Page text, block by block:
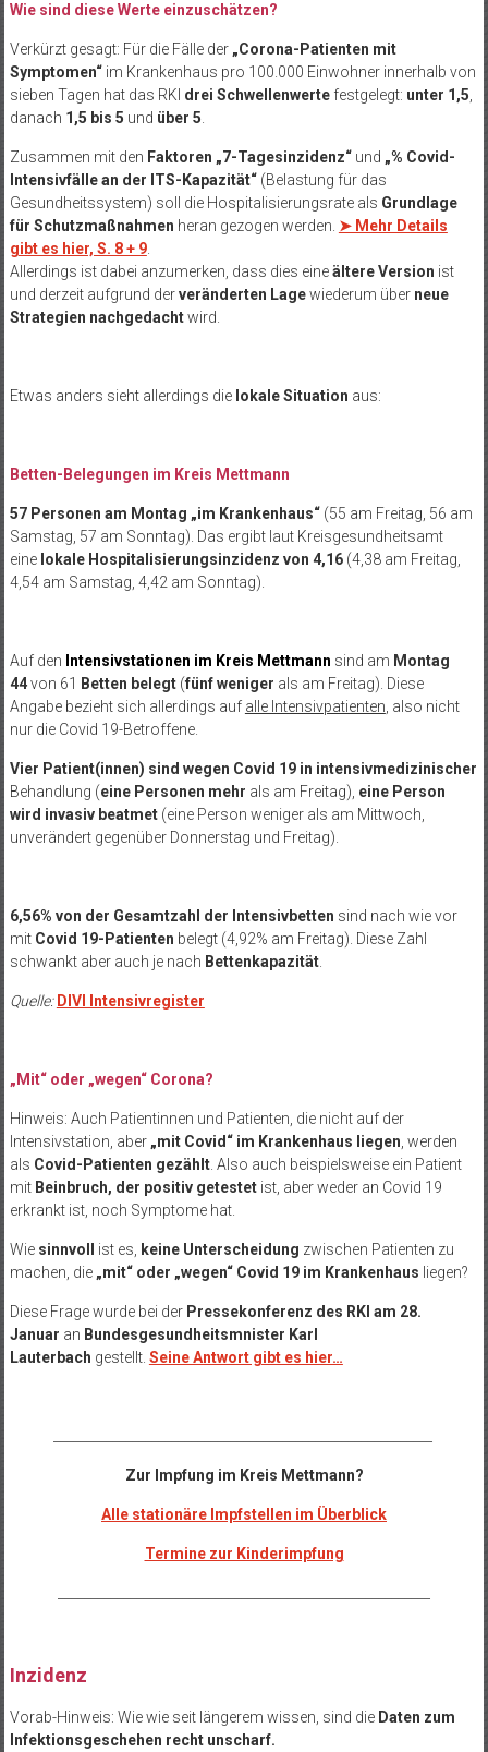
Wie sind diese Werte einzuschätzen?
Verkürzt gesagt: Für die Fälle der „Corona-Patienten mit
Symptomen“im Krankenhaus pro 100.000 Einwohner innerhalb von
sieben Tagen hat das RKI drei Schwellenwertefestgelegt: unter 1,5,
danach 1,5 bis 5 und über 5.
Zusammen mit den Faktoren „7-Tagesinzidenz“und „% Covid-
Intensivfälle an der ITS-Kapazität“(Belastung für das
Gesundheitssystem) soll die Hospitalisierungsrate als Grundlage
für Schutzmaßnahmen heran gezogen werden. ➤ Mehr Details
gibt es hier, S. 8 + 9.
Allerdings ist dabei anzumerken, dass dies eineältere Version ist
und derzeit aufgrund derveränderten Lagewiederum über neue
Strategien nachgedachtwird.
Etwas anders sieht allerdings dielokale Situation aus:
Betten-Belegungen im Kreis Mettmann
57 Personen am Montag „im Krankenhaus“ (55 am Freitag, 56 am
Samstag, 57 am Sonntag). Das ergibt laut Kreisgesundheitsamt
eine lokale Hospitalisierungsinzidenz von 4,16 (4,38 am Freitag,
4,54 am Samstag, 4,42 am Sonntag).
Auf den Intensivstationen im Kreis Mettmann sind am Montag
44von 61 Betten belegt(fünf weniger als am Freitag). Diese
Angabe bezieht sich allerdings auf alle Intensivpatienten, also nicht
nur die Covid 19-Betroffene.
Vier Patient(innen) sind wegen Covid 19 in intensivmedizinischer
Behandlung (eine Personen mehr als am Freitag), eine Person
wird invasiv beatmet (eine Person weniger als am Mittwoch,
unverändert gegenüber Donnerstag und Freitag).
6,56% von der Gesamtzahl der Intensivbetten sind nach wie vor
mitCovid 19-Patienten belegt (4,92% am Freitag). Diese Zahl
schwankt aber auch je nach Bettenkapazität.
Quelle: DIVI Intensivregister
„Mit“ oder „wegen“ Corona?
Hinweis: Auch Patientinnen und Patienten, die nicht auf der
Intensivstation, aber „mit Covid“ im Krankenhaus liegen, werden
als Covid-Patienten gezählt. Also auch beispielsweise ein Patient
mit Beinbruch, der positiv getestetist, aber weder an Covid 19
erkrankt ist, noch Symptome hat.
Wie sinnvoll ist es, keine Unterscheidung zwischen Patienten zu
machen, die „mit“ oder „wegen“ Covid 19 im Krankenhaus liegen?
Diese Frage wurde bei der Pressekonferenz des RKI am 28.
Januar an Bundesgesundheitsmnister Karl
Lauterbach gestellt. Seine Antwort gibt es hier…
Zur Impfung im Kreis Mettmann?
Alle stationäre Impfstellen im Überblick
Termine zur Kinderimpfung
Inzidenz
Vorab-Hinweis: Wie wie seit längerem wissen, sind die Daten zum
Infektionsgeschehen recht unscharf.